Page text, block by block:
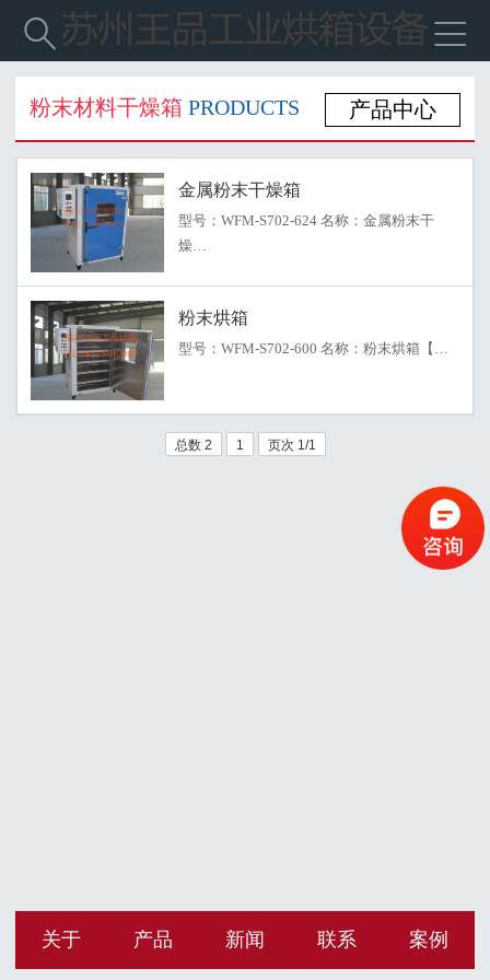


粉末材料干燥箱 PRODUCTS 产品中心
金属粉末干燥箱
型号：WFM-S702-624 名称：金属粉末干
燥…
粉末烘箱
型号：WFM-S702-600 名称：粉末烘箱【…
总数 2 1 页次 1/1
关于 产品 新闻 联系 案例